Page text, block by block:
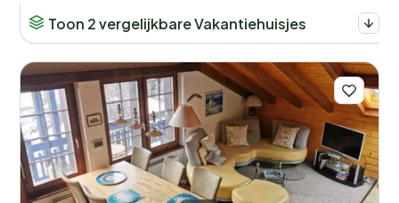
Toon 2 vergelijkbare Vakantiehuisjes